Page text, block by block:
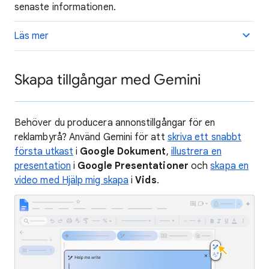
senaste informationen.
Läs mer
Skapa tillgångar med Gemini
Behöver du producera annonstillgångar för en
reklambyrå? Använd Gemini för att skriva ett snabbt
första utkast i Google Dokument, illustrera en
presentation i Google Presentationer ochskapa en
video med Hjälp mig skapa iVids.